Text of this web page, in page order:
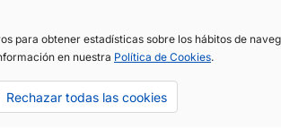
para obtener estadísticas sobre los hábitos de
en nuestra Política de Cookies.
Rechazar todas las cookies